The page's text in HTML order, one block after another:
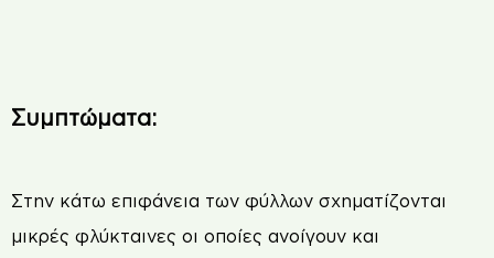
Συµπτώµατα:
Στην κάτω επιφάνεια των φύλλων σχηµατίζονται
µικρές φλύκταινες οι οποίες ανοίγουν και